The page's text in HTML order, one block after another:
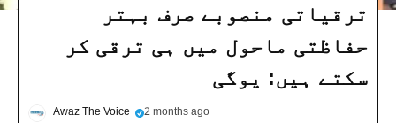
ترقیاتی منصوبے صرف بہتر
حفاظتی ماحول میں ہی ترقی کر
سکتے ہیں: یوگی
Awaz The Voice 2 months ago